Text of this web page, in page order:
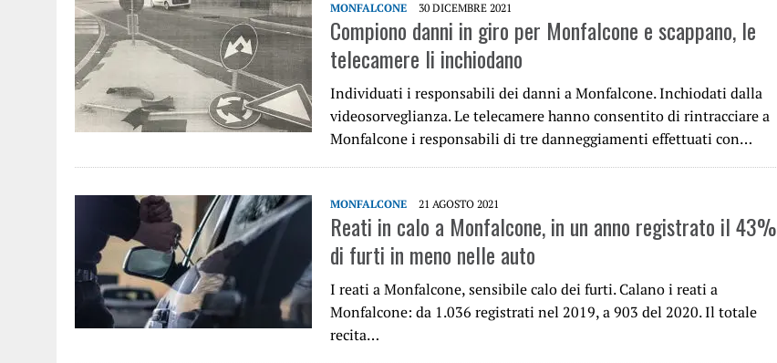
MONFALCONE 30 DICEMBRE 2021
Compiono danni in giro per Monfalcone e scappano, le
telecamere li inchiodano
Individuati i responsabili dei danni a Monfalcone. Inchiodati dalla
videosorveglianza. Le telecamere hanno consentito di rintracciare a
Monfalcone i responsabili di tre danneggiamenti effettuati con…
MONFALCONE 21 AGOSTO 2021
Reati in calo a Monfalcone, in un anno registrato il 43%
di furti in meno nelle auto
I reati a Monfalcone, sensibile calo dei furti. Calano i reati a
Monfalcone: da 1.036 registrati nel 2019, a 903 del 2020. Il totale
recita…